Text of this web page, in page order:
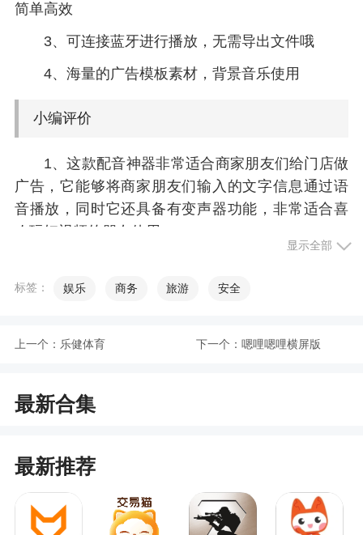
简单高效
3、可连接蓝牙进行播放，无需导出文件哦
4、海量的广告模板素材，背景音乐使用
小编评价
1、这款配音神器非常适合商家朋友们给门店做
广告，它能够将商家朋友们输入的文字信息通过语
音播放，同时它还具备有变声器功能，非常适合喜
欢玩短视频的朋友使用
的声音，男声、女声、萝莉音等声音可以做到自由
是十分的有趣哦
级会员要两百多，真的是太抠门了，之前开通了会
抠门的要死，差评
显示全部
标签： 娱乐 商务 旅游 安全
上一个： 乐健体育 下一个： 嗯哩嗯哩横屏版
最新合集
最新推荐